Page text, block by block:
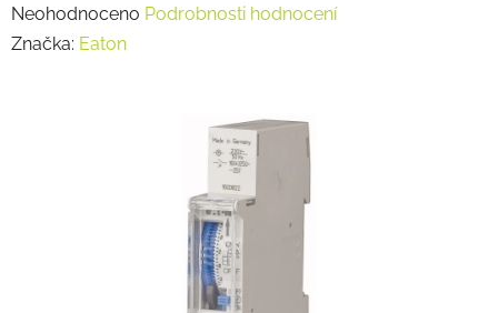
Průměrné
hodnocení
Neohodnoceno Podrobnosti hodnocení
Značka: Eaton